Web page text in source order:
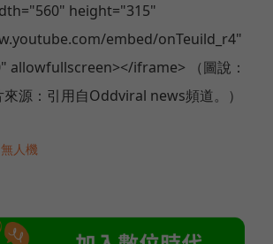
height="315"
embed/onTeuild_r4"
iframe> （圖說：
源：引用自Oddviral news頻道。）
無人機